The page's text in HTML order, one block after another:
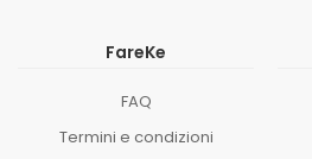
FareKe
FAQ
Termini e condizioni